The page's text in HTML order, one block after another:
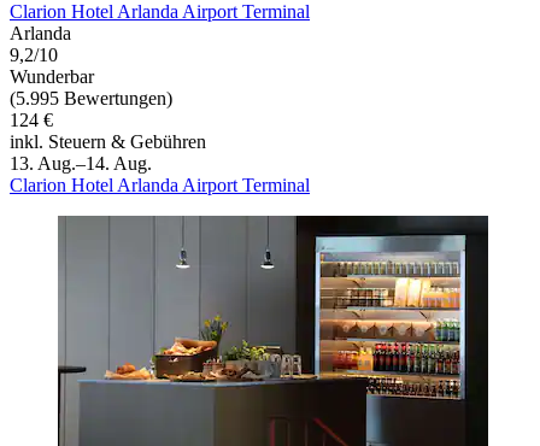
Clarion Hotel Arlanda Airport Terminal
Arlanda
9,2/10
Wunderbar
(5.995 Bewertungen)
124 €
inkl. Steuern & Gebühren
13. Aug.–14. Aug.
Clarion Hotel Arlanda Airport Terminal